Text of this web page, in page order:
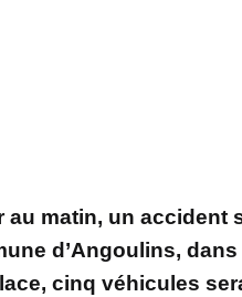
au matin, un accident
d’Angoulins,
cinq véhicules